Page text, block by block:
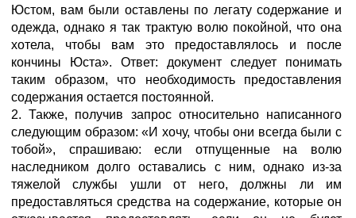
Юстом, вам были оставлены по легату содержание и
одежда, однако я так трактую волю покойной, что она
хотела, чтобы вам это предоставлялось и после
кончины Юста». Ответ: документ следует понимать
таким образом, что необходимость предоставления
содержания остается постоянной.
2. Также, получив запрос относительно написанного
следующим образом: «И хочу, чтобы они всегда были с
тобой», спрашиваю: если отпущенные на волю
наследником долго оставались с ним, однако из-за
тяжелой службы ушли от него, должны ли им
предоставляться средства на содержание, которые он